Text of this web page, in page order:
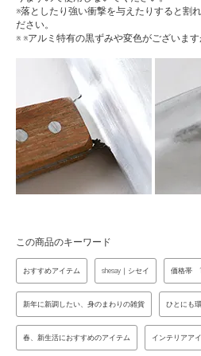
※落としたり強い衝撃を与えたりすると割
ださい。
※ ※アルミ特有の黒ずみや変色がございます
この商品のキーワード
おすすめアイテム shesay｜シセイ 価格帯
新年に新調したい、身のまわりの雑貨 ひとにも
春、新生活におすすめのアイテム インテリアア